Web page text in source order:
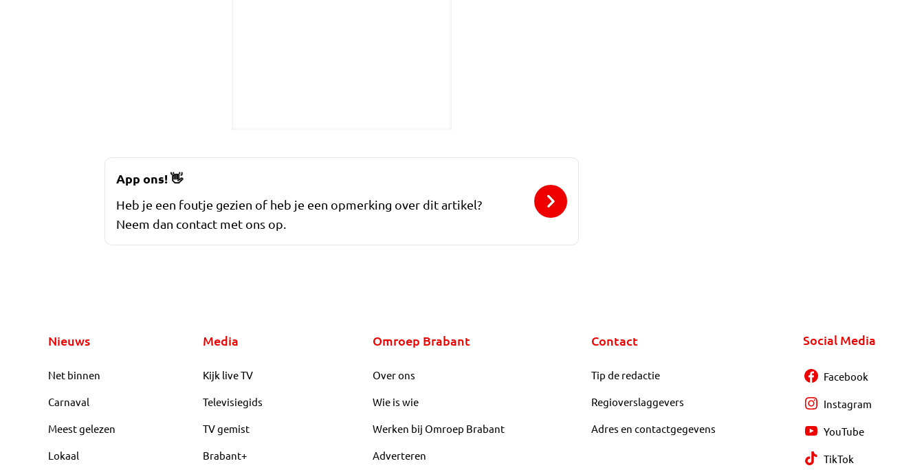
App ons!👋
Heb je een foutje gezien of heb je een opmerking over dit artikel?
Neem dan contact met ons op.
Nieuws
Net binnen
Carnaval
Meest gelezen
Lokaal
Media
Kijk live TV
Televisiegids
TV gemist
Brabant+
Omroep Brabant
Over ons
Wie is wie
Werken bij Omroep Brabant
Adverteren
Contact
Tip de redactie
Regioverslaggevers
Adres en contactgegevens
Social Media
Facebook
Instagram
YouTube
TikTok